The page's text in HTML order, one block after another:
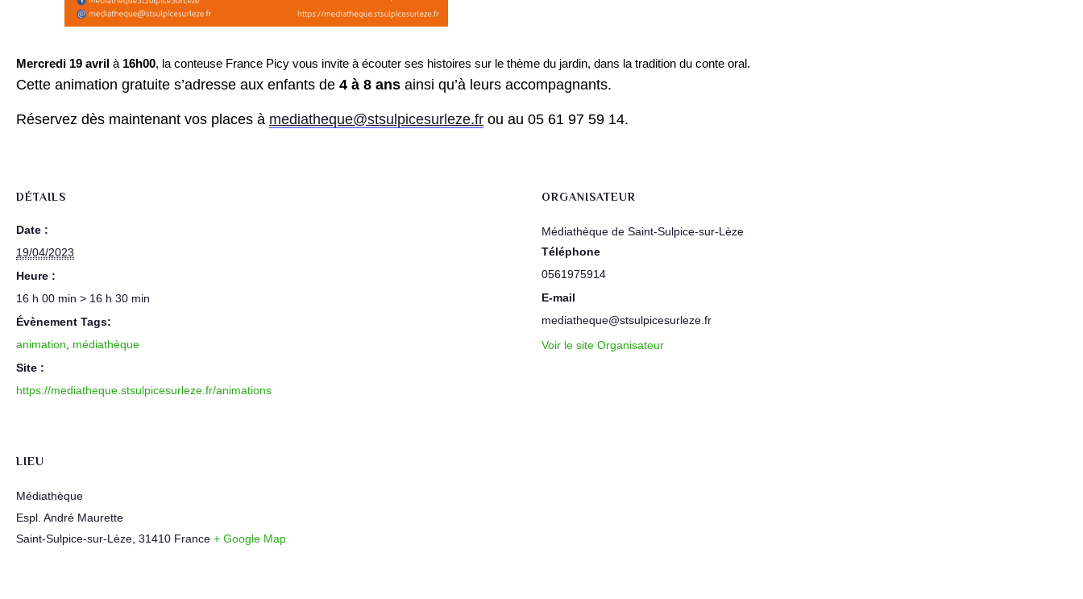
Mercredi 19 avril à 16h00, la conteuse France Picy vous invite à écouter ses histoires sur le thème du jardin, dans la tradition du conte oral.
Cette animation gratuite s’adresse aux enfants de 4 à 8 ans ainsi qu’à leurs accompagnants.
Réservez dès maintenant vos places à mediatheque@stsulpicesurleze.fr ou au 05 61 97 59 14.
DÉTAILS
Date :
19/04/2023
Heure :
16 h 00 min > 16 h 30 min
Évènement Tags:
animation
médiathèque
Site :
https://mediatheque.stsulpicesurleze.fr/animations
ORGANISATEUR
Médiathèque de Saint-Sulpice-sur-Lèze
Téléphone
0561975914
E-mail
mediatheque@stsulpicesurleze.fr
Voir le site Organisateur
LIEU
Médiathèque
Espl. André Maurette
Saint-Sulpice-sur-Lèze 31410 France + Google Map